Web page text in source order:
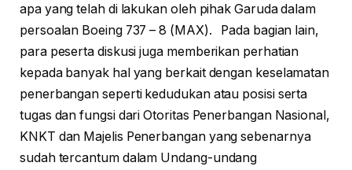
apa yang telah di lakukan oleh pihak Garuda dalam
persoalan Boeing 737 – 8 (MAX). Pada bagian lain,
para peserta diskusi juga memberikan perhatian
kepada banyak hal yang berkait dengan keselamatan
penerbangan seperti kedudukan atau posisi serta
tugas dan fungsi dari Otoritas Penerbangan Nasional,
KNKT dan Majelis Penerbangan yang sebenarnya
sudah tercantum dalam Undang-undang